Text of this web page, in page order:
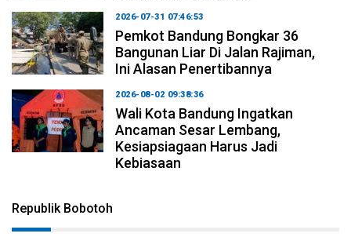
2026-07-31 07:46:53
Pemkot Bandung Bongkar 36
Bangunan Liar Di Jalan Rajiman,
Ini Alasan Penertibannya
2026-08-02 09:38:36
Wali Kota Bandung Ingatkan
Ancaman Sesar Lembang,
Kesiapsiagaan Harus Jadi
Kebiasaan
Republik Bobotoh